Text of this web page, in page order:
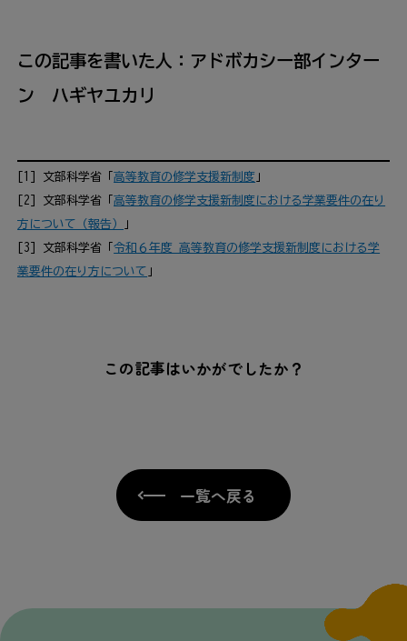
この記事を書いた人：アドボカシー部インター
ン ハギヤユカリ
[1] 文部科学省「高等教育の修学支援新制度
[2] 文部科学省「高等教育の修学支援新制度における学業要件の在り
方について（報告）
[3] 文部科学省「令和６年度 高等教育の修学支援新制度における学
業要件の在り方について
この記事はいかがでしたか？
一覧へ戻る